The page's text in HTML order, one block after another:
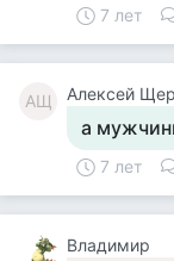
7 лет
АЩ Алексей
а
7 лет
Владимир